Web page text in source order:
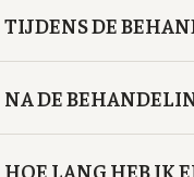
TIJDENS DE
NA DE
HOE LANG HEB IK